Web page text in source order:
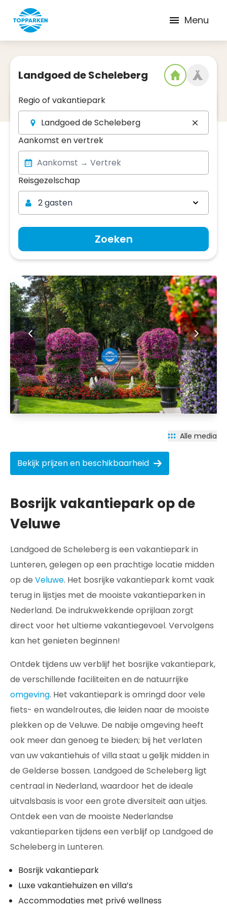
Menu
Datum en regio
Landgoed de Scheleberg
Regio of vakantiepark
Landgoed de Scheleberg
Aankomst en vertrek
Reisgezelschap
Reisgezelschap
2 gasten
Zoeken
Alle media
Bekijk prijzen en beschikbaarheid
Bosrijk vakantiepark op de
Veluwe
Landgoed de Scheleberg is een vakantiepark in
Lunteren, gelegen op een prachtige locatie midden
op de Veluwe. Het bosrijke vakantiepark komt vaak
terug in lijstjes met de mooiste vakantieparken in
Nederland. De indrukwekkende oprijlaan zorgt
direct voor het ultieme vakantiegevoel. Vervolgens
kan het genieten beginnen!
Ontdek tijdens uw verblijf het bosrijke vakantiepark,
de verschillende faciliteiten en de natuurrijke
omgeving. Het vakantiepark is omringd door vele
fiets- en wandelroutes, die leiden naar de mooiste
plekken op de Veluwe. De nabije omgeving heeft
ook meer dan genoeg te bieden; bij het verlaten
van uw vakantiehuis of villa staat u gelijk midden in
de Gelderse bossen. Landgoed de Scheleberg ligt
centraal in Nederland, waardoor het de ideale
uitvalsbasis is voor een grote diversiteit aan uitjes.
Ontdek een van de mooiste Nederlandse
vakantieparken tijdens een verblijf op Landgoed de
Scheleberg in Lunteren.
Bosrijk vakantiepark
Luxe vakantiehuizen en villa’s
Accommodaties met privé wellness